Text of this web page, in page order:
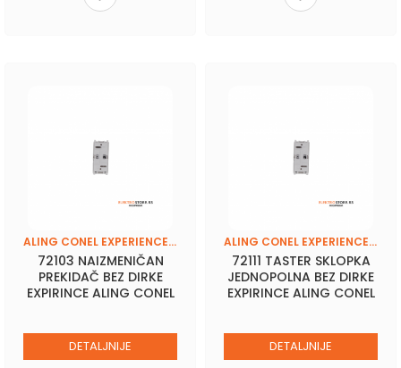
ALING CONEL EXPERIENCE (BASIC-FRAME)
72103 NAIZMENIČAN
PREKIDAČ BEZ DIRKE
EXPIRINCE ALING CONEL
DETALJNIJE
ALING CONEL EXPERIENCE (BASIC-FRAME)
72111 TASTER SKLOPKA
JEDNOPOLNA BEZ DIRKE
EXPIRINCE ALING CONEL
DETALJNIJE